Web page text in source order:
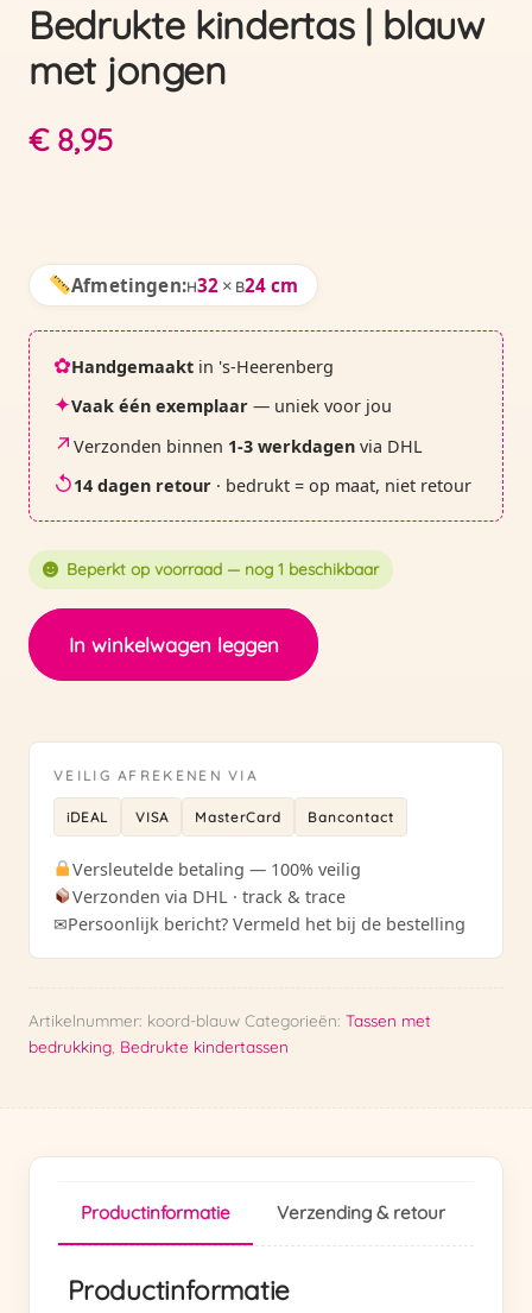
Bedrukte kindertas | blauw
met jongen
€8,95
Afmetingen:H32 × B24 cm
✿Handgemaakt in 's-Heerenberg
✦Vaak één exemplaar — uniek voor jou
↗ Verzonden binnen 1-3 werkdagen via DHL
↺14 dagen retour · bedrukt = op maat, niet retour
Beperkt op voorraad — nog 1 beschikbaar
Bedrukte
kindertas
met
jongen
aantal
In winkelwagen leggen
VEILIG AFREKENEN VIA
iDEAL VISA MasterCard Bancontact
Versleutelde betaling — 100% veilig
Verzonden via DHL · track & trace
✉Persoonlijk bericht? Vermeld het bij de bestelling
Artikelnummer: koord-blauw Categorieën: Tassen met
bedrukking Bedrukte kindertassen
Productinformatie Verzending & retour
Productinformatie